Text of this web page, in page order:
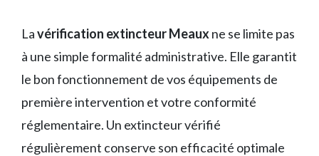
Lavérification extincteur Meauxne se limite pas
à une simple formalité administrative. Elle garantit
le bon fonctionnement de vos équipements de
première intervention et votre conformité
réglementaire. Un extincteur vérifié
régulièrement conserve son efficacité optimale